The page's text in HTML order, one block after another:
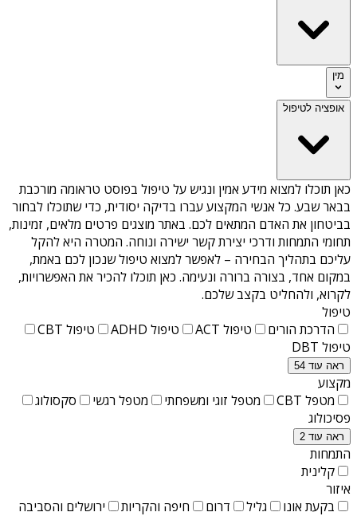
מין
אופציה לטיפול
כאן תוכלו למצוא מידע אמין ונגיש על טיפול בפוסט טראומה מורכבת
בבאר שבע. כל אנשי המקצוע עברו בדיקה יסודית, כדי שתוכלו לבחור
בביטחון את האדם המתאים לכם. באתר מוצגים פרטים מלאים, זמינות,
תחומי התמחות ודרכי יצירת קשר ישירה ונוחה. המטרה היא להקל
עליכם בתהליך הבחירה – לאפשר למצוא טיפול שנכון לכם באמת,
במקום אחד, בצורה ברורה ונעימה. כאן תוכלו להכיר את האפשרויות,
לקרוא, ולהחליט בקצב שלכם.
טיפול
הדרכת הורים
טיפול ACT טיפול ADHD
טיפול CBT
טיפול DBT
ראה עוד 54
מקצוע
מטפל CBT
מטפל זוגי ומשפחתי מטפל רגשי
סקסולוג
פסיכולוג
ראה עוד 2
התמחות
קלינית
איזור
בקעת אונו
גליל דרום חיפה והקריות ירושלים והסביבה